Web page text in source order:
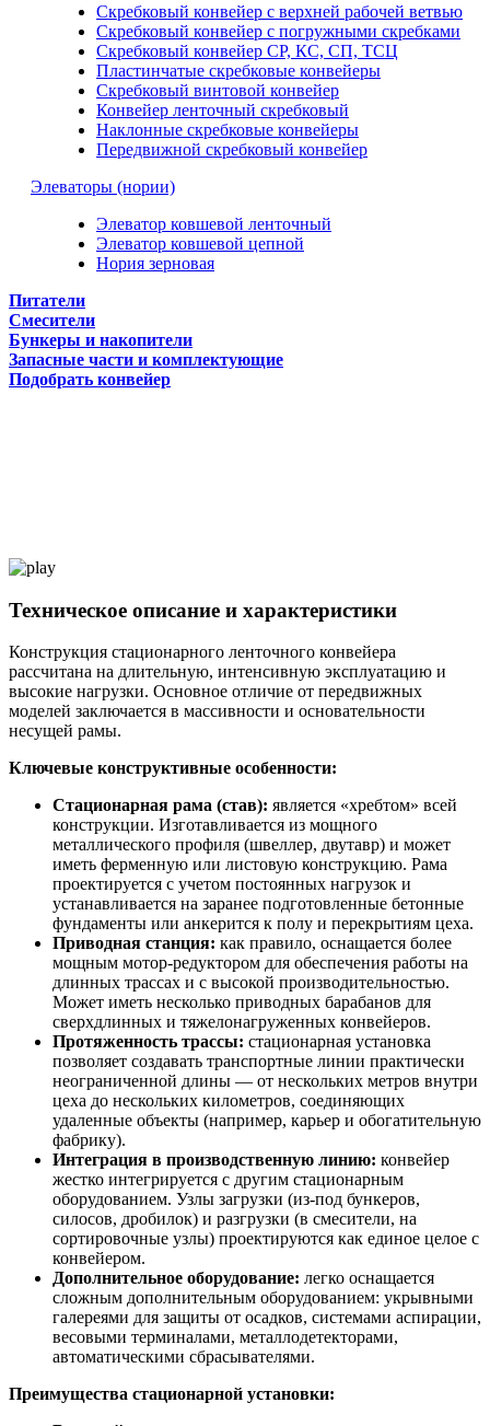
Скребковый конвейер с верхней рабочей ветвью
Скребковый конвейер с погружными скребками
Скребковый конвейер СР, КС, СП, ТСЦ
Пластинчатые скребковые конвейеры
Скребковый винтовой конвейер
Конвейер ленточный скребковый
Наклонные скребковые конвейеры
Передвижной скребковый конвейер
Элеваторы (нории)
Элеватор ковшевой ленточный
Элеватор ковшевой цепной
Нория зерновая
Питатели
Смесители
Бункеры и накопители
Запасные части и комплектующие
Подобрать конвейер
Техническое описание и характеристики
Конструкция стационарного ленточного конвейера
рассчитана на длительную, интенсивную эксплуатацию и
высокие нагрузки. Основное отличие от передвижных
моделей заключается в массивности и основательности
несущей рамы.
Ключевые конструктивные особенности:
Стационарная рама (став): является «хребтом» всей
конструкции. Изготавливается из мощного
металлического профиля (швеллер, двутавр) и может
иметь ферменную или листовую конструкцию. Рама
проектируется с учетом постоянных нагрузок и
устанавливается на заранее подготовленные бетонные
фундаменты или анкерится к полу и перекрытиям цеха.
Приводная станция: как правило, оснащается более
мощным мотор-редуктором для обеспечения работы на
длинных трассах и с высокой производительностью.
Может иметь несколько приводных барабанов для
сверхдлинных и тяжелонагруженных конвейеров.
Протяженность трассы: стационарная установка
позволяет создавать транспортные линии практически
неограниченной длины — от нескольких метров внутри
цеха до нескольких километров, соединяющих
удаленные объекты (например, карьер и обогатительную
фабрику).
Интеграция в производственную линию: конвейер
жестко интегрируется с другим стационарным
оборудованием. Узлы загрузки (из-под бункеров,
силосов, дробилок) и разгрузки (в смесители, на
сортировочные узлы) проектируются как единое целое с
конвейером.
Дополнительное оборудование: легко оснащается
сложным дополнительным оборудованием: укрывными
галереями для защиты от осадков, системами аспирации,
весовыми терминалами, металлодетекторами,
автоматическими сбрасывателями.
Преимущества стационарной установки: